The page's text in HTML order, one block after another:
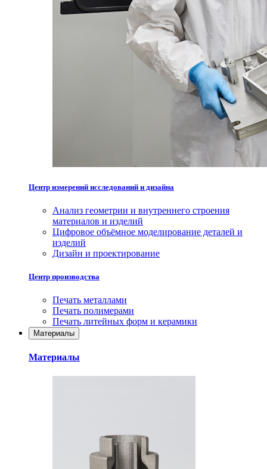
Центр измерений исследований и дизайна
Анализ геометрии и внутреннего строения
материалов и изделий
Цифровое объёмное моделирование деталей и
изделий
Дизайн и проектирование
Центр производства
Печать металлами
Печать полимерами
Печать литейных форм и керамики
Материалы
Материалы